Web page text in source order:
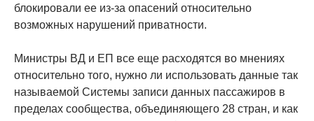
блокировали ее из-за опасений относительно
возможных нарушений приватности.
Министры ВД и ЕП все еще расходятся во мнениях
относительно того, нужно ли использовать данные так
называемой Системы записи данных пассажиров в
пределах сообщества, объединяющего 28 стран, и как